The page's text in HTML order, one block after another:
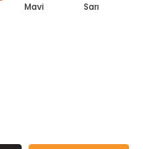
Mavi Sarı